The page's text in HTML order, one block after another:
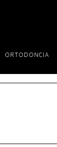
ORTODONCIA